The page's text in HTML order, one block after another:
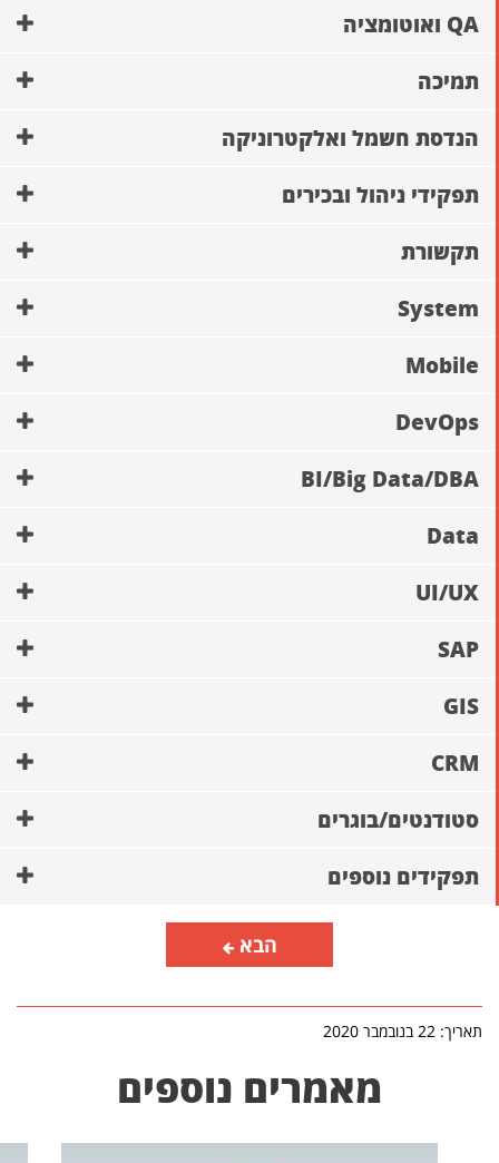
QA ואוטומציה
תמיכה
הנדסת חשמל ואלקטרוניקה
תפקידי ניהול ובכירים
תקשורת
System
Mobile
DevOps
BI/Big Data/DBA
Data
UI/UX
SAP
GIS
CRM
סטודנטים/בוגרים
תפקידים נוספים
הבא
תאריך: 22 בנובמבר 2020
מאמרים נוספים